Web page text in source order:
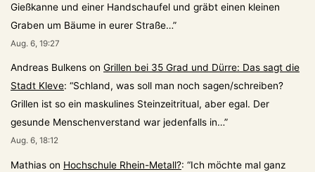
Gießkanne und einer Handschaufel und gräbt einen kleinen
Graben um Bäume in eurer Straße…”
Aug. 6, 19:27
Andreas Bulkens on Grillen bei 35 Grad und Dürre: Das sagt die
Stadt Kleve: “Schland, was soll man noch sagen/schreiben?
Grillen ist so ein maskulines Steinzeitritual, aber egal. Der
gesunde Menschenverstand war jedenfalls in…”
Aug. 6, 18:12
Mathias on Hochschule Rhein-Metall?: “Ich möchte mal ganz